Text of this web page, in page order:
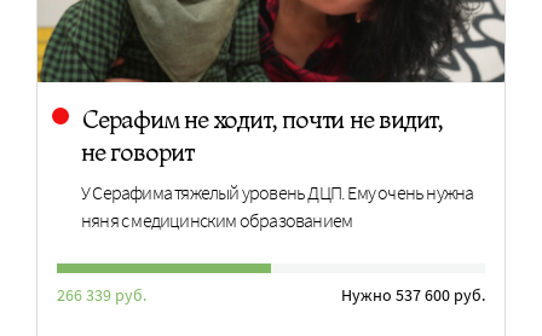
Серафим не ходит, почти не видит,
не говорит
У Серафима тяжелый уровень ДЦП. Ему очень нужна
няня с медицинским образованием
266 339 руб. Нужно 537 600 руб.